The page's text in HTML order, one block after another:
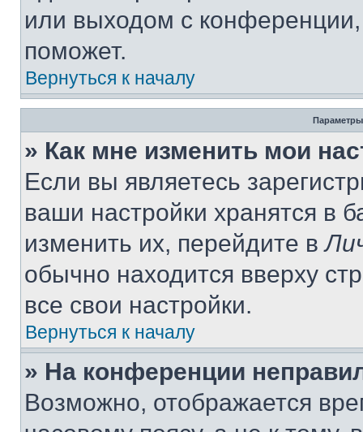
или выходом с
поможет.
Вернуться к началу
Параметры
» Как мне изменить мои
Если вы являетесь
ваши настройки хранятся в
изменить их, перейдите в
обычно находится вверху
все свои настройки.
Вернуться к началу
» На конференции
Возможно, отображается